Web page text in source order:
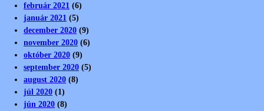
február 2021 (6)
január 2021 (5)
december 2020 (9)
november 2020 (6)
október 2020 (9)
september 2020 (5)
august 2020 (8)
júl 2020 (1)
jún 2020 (8)